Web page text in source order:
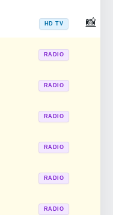
HD TV 📸
RADIO
RADIO
RADIO
RADIO
RADIO
RADIO